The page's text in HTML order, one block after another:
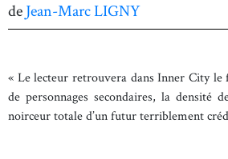
deJean-Marc LIGNY
« Le lecteur retrouvera dans Inner City le
de personnages secondaires, la densité
noirceur totale d’un futur terriblement